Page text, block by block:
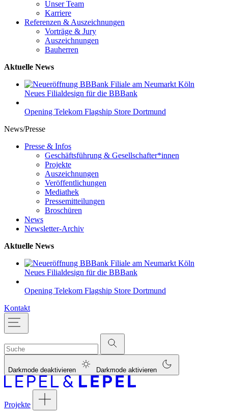
Unser Team
Karriere
Referenzen & Auszeichnungen
Vorträge & Jury
Auszeichnungen
Bauherren
Aktuelle News
Neues Filialdesign für die BBBank
Opening Telekom Flagship Store Dortmund
News/Presse
Presse & Infos
Geschäftsführung & Gesellschafter*innen
Projekte
Auszeichnungen
Veröffentlichungen
Mediathek
Pressemitteilungen
Broschüren
News
Newsletter-Archiv
Aktuelle News
Neues Filialdesign für die BBBank
Opening Telekom Flagship Store Dortmund
Kontakt
Darkmode deaktivieren Darkmode aktivieren
Projekte